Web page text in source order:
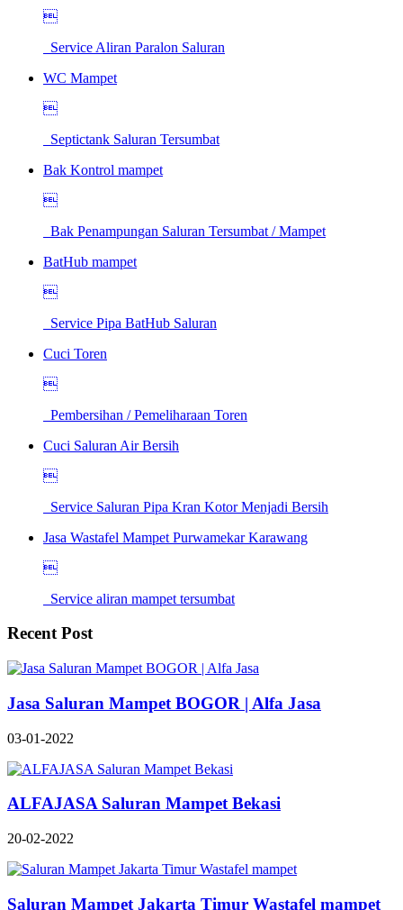

Service Aliran Paralon Saluran
WC Mampet

Septictank Saluran Tersumbat
Bak Kontrol mampet

Bak Penampungan Saluran Tersumbat / Mampet
BatHub mampet

Service Pipa BatHub Saluran
Cuci Toren

Pembersihan / Pemeliharaan Toren
Cuci Saluran Air Bersih

Service Saluran Pipa Kran Kotor Menjadi Bersih
Jasa Wastafel Mampet Purwamekar Karawang

Service aliran mampet tersumbat
Recent Post
Jasa Saluran Mampet BOGOR | Alfa Jasa
03-01-2022
ALFAJASA Saluran Mampet Bekasi
20-02-2022
Saluran Mampet Jakarta Timur Wastafel mampet